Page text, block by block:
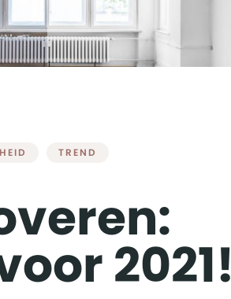
TREND
2021!